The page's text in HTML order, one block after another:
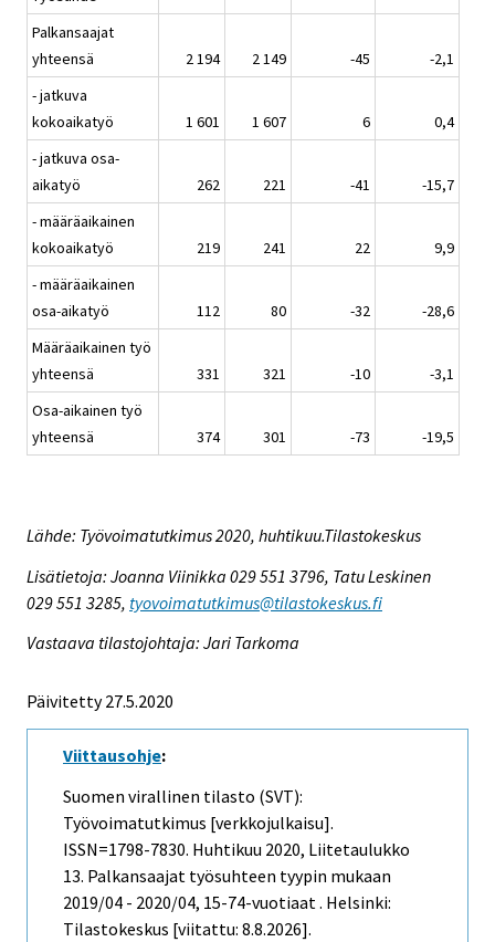
Palkansaajat
yhteensä
2 194 2 149 -45
-2,1
- jatkuva
kokoaikatyö
1 601 1 607 6
0,4
- jatkuva osa-
aikatyö
262 221 -41
-15,7
- määräaikainen
kokoaikatyö
219 241 22
9,9
- määräaikainen
osa-aikatyö
112 80 -32
-28,6
Määräaikainen työ
yhteensä
331 321 -10
-3,1
Osa-aikainen työ
yhteensä
374 301 -73 -19,5
Lähde: Työvoimatutkimus 2020, huhtikuu.Tilastokeskus
Lisätietoja: Joanna Viinikka 029 551 3796, Tatu Leskinen
029 551 3285, tyovoimatutkimus@tilastokeskus.fi
Vastaava tilastojohtaja: Jari Tarkoma
Päivitetty 27.5.2020
Viittausohje:
Suomen virallinen tilasto (SVT):
Työvoimatutkimus [verkkojulkaisu].
ISSN=1798-7830. Huhtikuu 2020, Liitetaulukko
13. Palkansaajat työsuhteen tyypin mukaan
2019/04 - 2020/04, 15-74-vuotiaat . Helsinki:
Tilastokeskus [viitattu: 8.8.2026].